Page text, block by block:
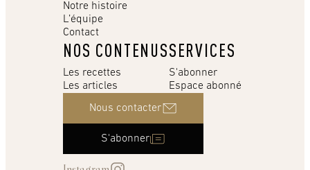
Notre histoire
L’équipe
Contact
NOS CONTENUS
Les recettes
Les articles
SERVICES
S'abonner
Espace abonné
Nous contacter
S'abonner